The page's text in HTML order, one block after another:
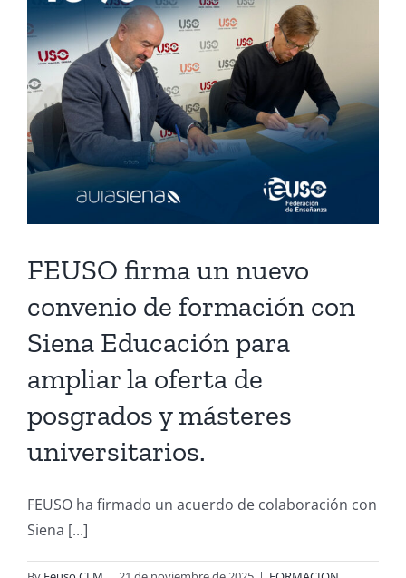
FEUSO firma un nuevo
convenio de formación con
Siena Educación para
ampliar la oferta de
posgrados y másteres
universitarios.
FEUSO ha firmado un acuerdo de colaboración con
Siena [...]